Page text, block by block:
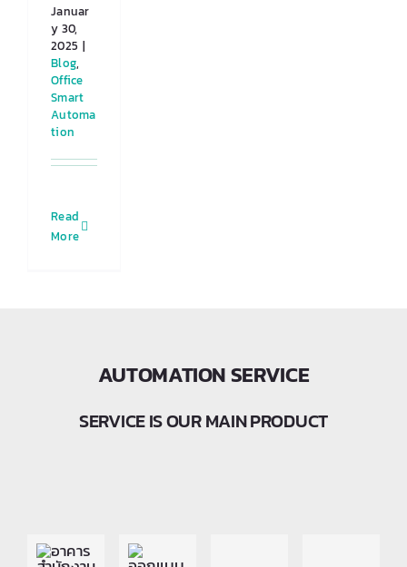
Januar
y 30,
2025 |
Blog,
Office
Smart
Automa
tion
Read
More
AUTOMATION SERVICE
SERVICE IS OUR MAIN PRODUCT